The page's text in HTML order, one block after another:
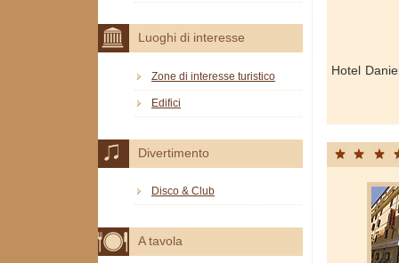
Hotel
Luoghi di interesse
Zone di interesse turistico
Edifici
Divertimento
Disco & Club
A tavola